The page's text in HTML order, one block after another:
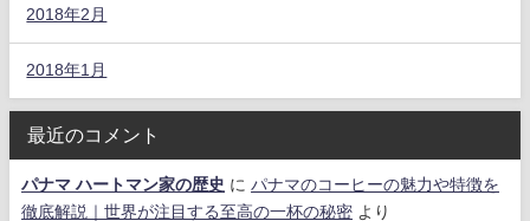
2018年2月
2018年1月
最近のコメント
パナマ ハートマン家の歴史 に パナマのコーヒーの魅力や特徴を
徹底解説｜世界が注目する至高の一杯の秘密 より